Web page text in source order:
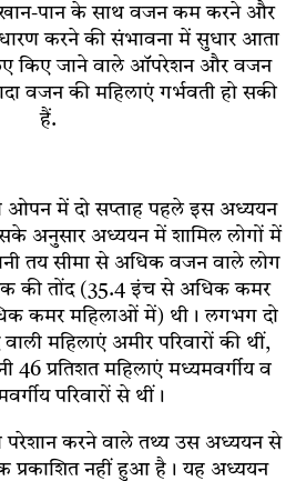
खान-पान के साथ वजन कम करने और
करने की संभावना में सुधार आता
किए जाने वाले ऑपरेशन और वजन
वजन की महिलाएं गर्भवती हो सकी
हैं.
ओपन में दो सप्ताह पहले इस अध्ययन
अनुसार अध्ययन में शामिल लोगों में
तय सीमा से अधिक वजन वाले लोग
की तोंद (35.4 इंच से अधिक कमर
कमर महिलाओं में) थी। लगभग दो
महिलाएं अमीर परिवारों की थीं,
प्रतिशत महिलाएं मध्यमवर्गीय व
परिवारों से थीं।
परेशान करने वाले तथ्य उस अध्ययन से
प्रकाशित नहीं हुआ है। यह अध्ययन